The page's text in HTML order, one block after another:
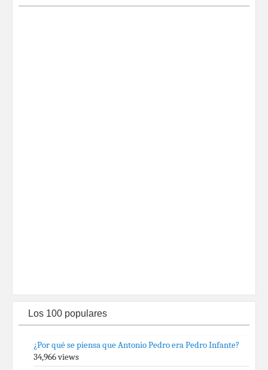
Los 100 populares
¿Por qué se piensa que Antonio Pedro era Pedro Infante?
34,966 views